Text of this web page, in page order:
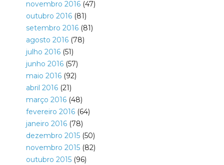
novembro 2016(47)
outubro 2016(81)
setembro 2016(81)
agosto 2016(78)
julho 2016(51)
junho 2016(57)
maio 2016(92)
abril 2016(21)
março 2016(48)
fevereiro 2016(64)
janeiro 2016(78)
dezembro 2015(50)
novembro 2015(82)
outubro 2015(96)